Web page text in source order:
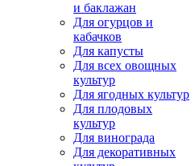
и баклажан
Для огурцов и
кабачков
Для капусты
Для всех овощных
культур
Для ягодных культур
Для плодовых
культур
Для винограда
Для декоративных